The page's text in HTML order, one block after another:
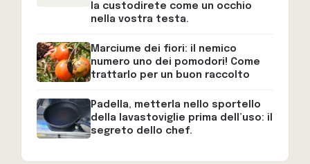
la custodirete come un occhio
nella vostra testa.
Marciume dei fiori: il nemico
numero uno dei pomodori! Come
trattarlo per un buon raccolto
Padella, metterla nello sportello
della lavastoviglie prima dell’uso: il
segreto dello chef.